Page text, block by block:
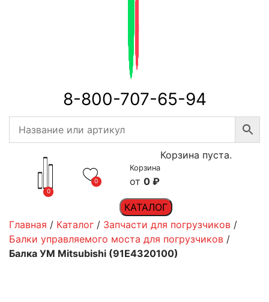
8-800-707-65-94
0
0
Корзина
0 ₽
Корзина пуста.
КАТАЛОГ
Главная / Каталог / Запчасти для погрузчиков /
Балки управляемого моста для погрузчиков /
Балка УМ Mitsubishi (91E4320100)